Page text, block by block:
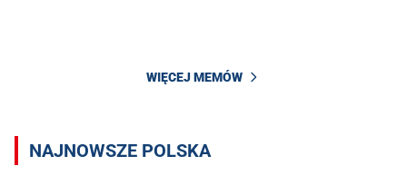
WIĘCEJ MEMÓW
NAJNOWSZE POLSKA